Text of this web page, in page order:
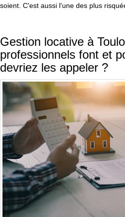
soient. C'est aussi l'une des plus
Gestion locative à
professionnels font et
devriez les appeler ?